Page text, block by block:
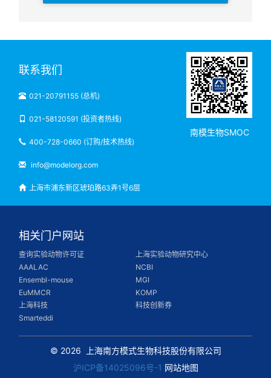
联系我们
021-20791155 (总机)
021-58120591 (投资者热线)
400-728-0660 (订购/技术热线)
info@modelorg.com
上海市浦东新区琥珀路63弄1号6层
南模生物SMOC
相关门户网站
查询实验动物许可证
上海实验动物研究中心
AAALAC
NCBI
Ensembl-mouse
MGI
EuMMCR
KOMP
上海科技
科技创新券
Smarteddi
© 2026
上海南方模式生物科技股份有限公司
沪ICP备14025096号-1 网站地图